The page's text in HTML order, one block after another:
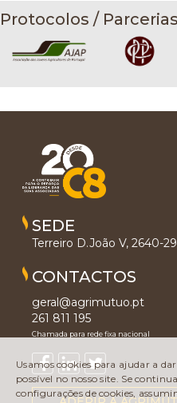
Protocolos / Parcerias
SEDE
Terreiro D.João V, 2640-
CONTACTOS
geral@agrimutuo.pt
261 811 195
Chamada para rede fixa nacional
Usamos cookies para ajudar a
possível no nosso site. Se
configurações de cookies,